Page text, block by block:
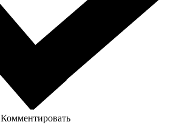
Комментировать